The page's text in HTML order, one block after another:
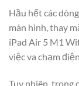
Hầu hết các
màn hình, thay
iPad Air 5 M1
việc va chạm
Tuy nhiên, trong